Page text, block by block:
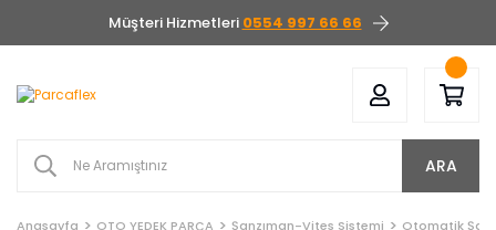
Müşteri Hizmetleri 0554 997 66 66
ARA
Anasayfa OTO YEDEK PARÇA Şanzıman-Vites Sistemi Otomatik